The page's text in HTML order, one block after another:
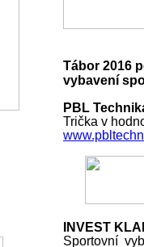
Tábor 2016
vybavení
PBL
Trička v
INVEST
Sportovní